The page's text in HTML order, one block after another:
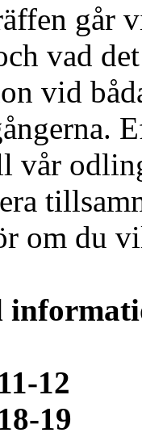
går
vad
vid
vår
om du
12
19